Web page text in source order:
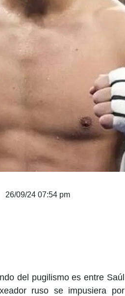
26/09/24 07:54 pm
del pugilismo es entre Saúl
ruso se impusiera por